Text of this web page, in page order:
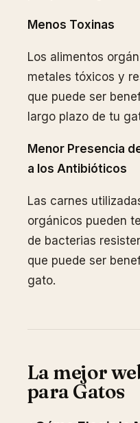
Menos Toxinas
Los alimentos
metales tóxicos y
que puede ser
largo plazo de tu
Menor Presencia
a los Antibióticos
Las carnes
orgánicos pueden
de bacterias
que puede ser
gato.
La mejor
para Gatos